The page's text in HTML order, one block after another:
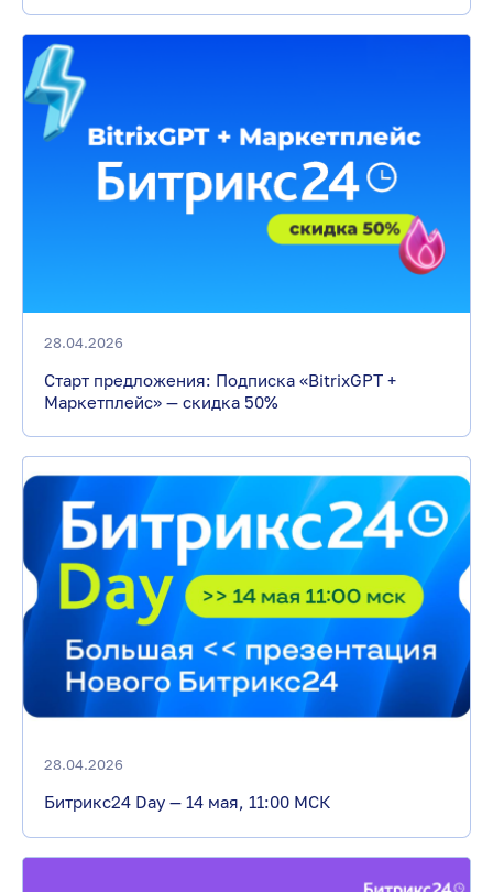
28.04.2026
Старт предложения: Подписка «BitrixGPT +
Маркетплейс» — скидка 50%
28.04.2026
Битрикс24 Day — 14 мая, 11:00 МСК